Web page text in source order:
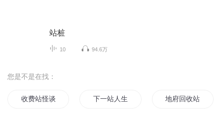
站桩
10 94.6万
您是不是在找：
收费站怪谈 下一站人生 地府回收站的小